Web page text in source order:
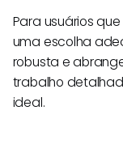
Para usuários
uma escolha
robusta e
trabalho
ideal.